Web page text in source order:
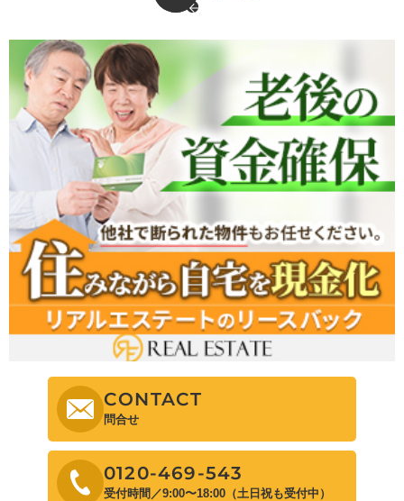
CONTACT
問合せ
0120-469-543
受付時間／9:00〜18:00（土日祝も受付中）